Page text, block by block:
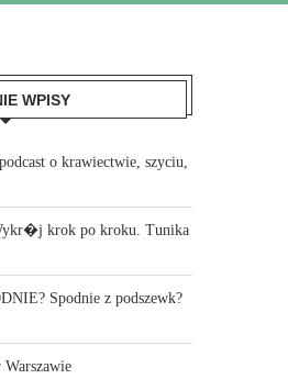
WPISY
o krawiectwie, szyciu,
krok po kroku. Tunika
Spodnie z podszewk?